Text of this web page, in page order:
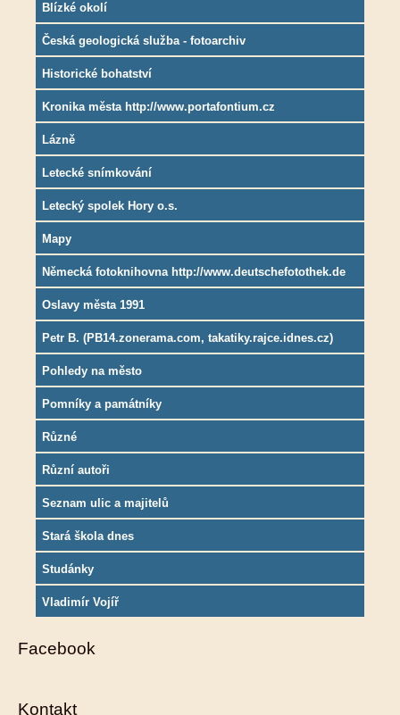
Blízké okolí
Česká geologická služba - fotoarchiv
Historické bohatství
Kronika města http://www.portafontium.cz
Lázně
Letecké snímkování
Letecký spolek Hory o.s.
Mapy
Německá fotoknihovna http://www.deutschefotothek.de
Oslavy města 1991
Petr B. (PB14.zonerama.com, takatiky.rajce.idnes.cz)
Pohledy na město
Pomníky a památníky
Různé
Různí autoři
Seznam ulic a majitelů
Stará škola dnes
Studánky
Vladimír Vojíř
Facebook
Kontakt